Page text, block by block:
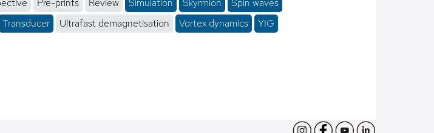
Pre-prints Review Simulation Skyrmion
Spin waves
Transducer Ultrafast demagnetisation Vortex dynamics
YIG